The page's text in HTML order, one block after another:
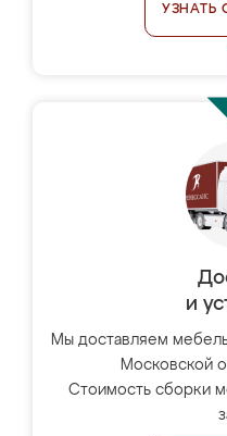
УЗНАТЬ
и
Мы доставляем
Московской
Стоимость сборки